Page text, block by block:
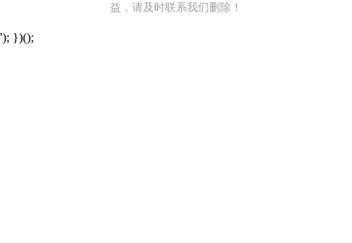
益，请及时联系我们删除！
'); })();